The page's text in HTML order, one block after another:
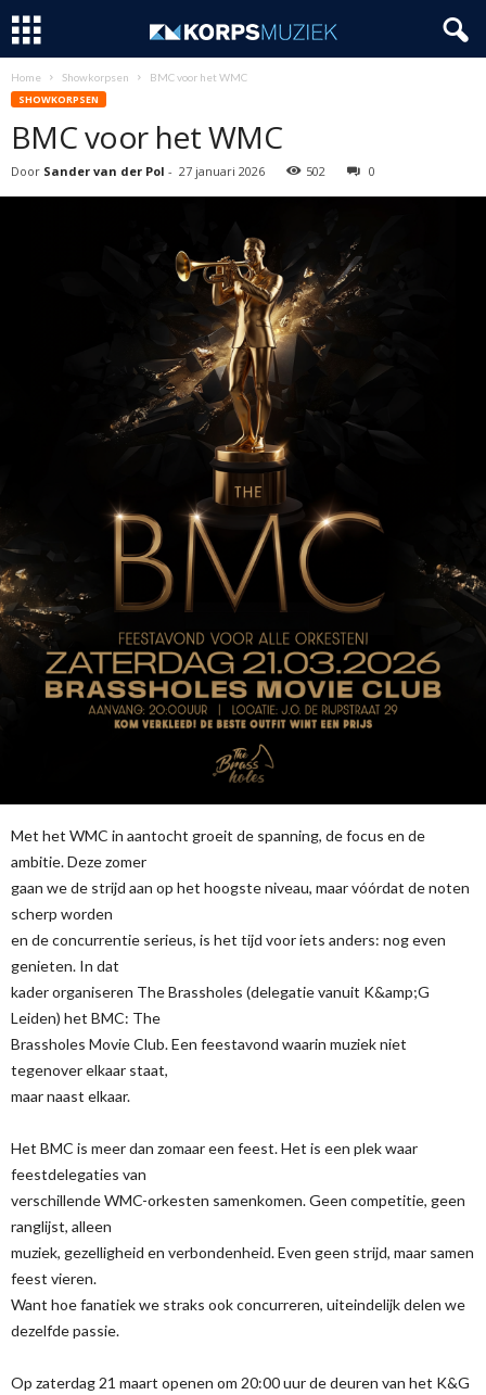
Home Showkorpsen BMC voor het WMC
SHOWKORPSEN
BMC voor het WMC
Door Sander van der Pol - 27 januari 2026 502 0
Met het WMC in aantocht groeit de spanning, de focus en de
ambitie. Deze zomer
gaan we de strijd aan op het hoogste niveau, maar vóórdat de noten
scherp worden
en de concurrentie serieus, is het tijd voor iets anders: nog even
genieten. In dat
kader organiseren The Brassholes (delegatie vanuit K&amp;G
Leiden) het BMC: The
Brassholes Movie Club. Een feestavond waarin muziek niet
tegenover elkaar staat,
maar naast elkaar.
Het BMC is meer dan zomaar een feest. Het is een plek waar
feestdelegaties van
verschillende WMC-orkesten samenkomen. Geen competitie, geen
ranglijst, alleen
muziek, gezelligheid en verbondenheid. Even geen strijd, maar samen
feest vieren.
Want hoe fanatiek we straks ook concurreren, uiteindelijk delen we
dezelfde passie.
Op zaterdag 21 maart openen om 20:00 uur de deuren van het K&G